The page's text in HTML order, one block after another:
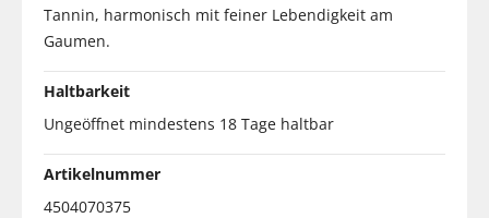
Tannin, harmonisch mit feiner Lebendigkeit am
Gaumen.
Haltbarkeit
Ungeöffnet mindestens 18 Tage haltbar
Artikelnummer
4504070375